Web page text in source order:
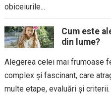
obiceiurile...
Cum este
din lume?
Alegerea celei mai frumoase
complex și fascinant, care
multe etape, evaluări și